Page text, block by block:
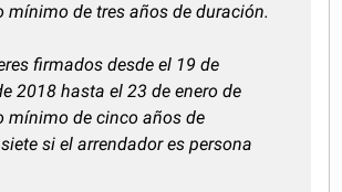
mínimo de tres años de duración.
firmados desde el 19 de
2018 hasta el 23 de enero de
mínimo de cinco años de
si el arrendador es persona